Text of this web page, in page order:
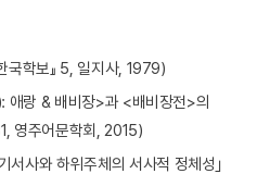
국학보』 5, 일지사, 1979)
랑 & 배비장>과 <배비장전>의
영주어문학회, 2015)
서사와 하위주체의 서사적 정체성｣